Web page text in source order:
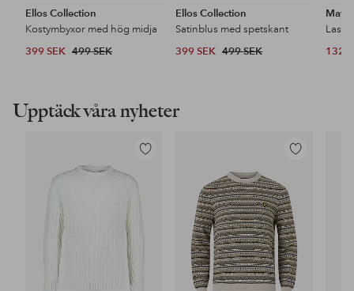
Ellos Collection
Kostymbyxor med hög midja
399 SEK 499 SEK
Ellos Collection
Satinblus med spetskant
399 SEK 499 SEK 132
Upptäck våra nyheter
Lägg
i
Lägg
i
favoriter